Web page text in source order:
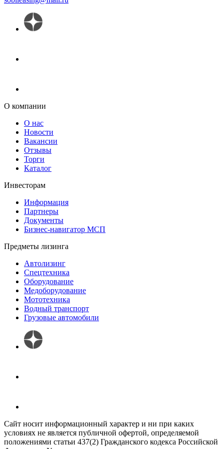
О компании
О нас
Новости
Вакансии
Отзывы
Торги
Каталог
Инвесторам
Информация
Партнеры
Документы
Бизнес-навигатор МСП
Предметы лизинга
Автолизинг
Спецтехника
Оборудование
Медоборудование
Мототехника
Водный транспорт
Грузовые автомобили
Сайт носит информационный характер и ни при каких
условиях не является публичной офертой, определяемой
положениями статьи 437(2) Гражданского кодекса Российской